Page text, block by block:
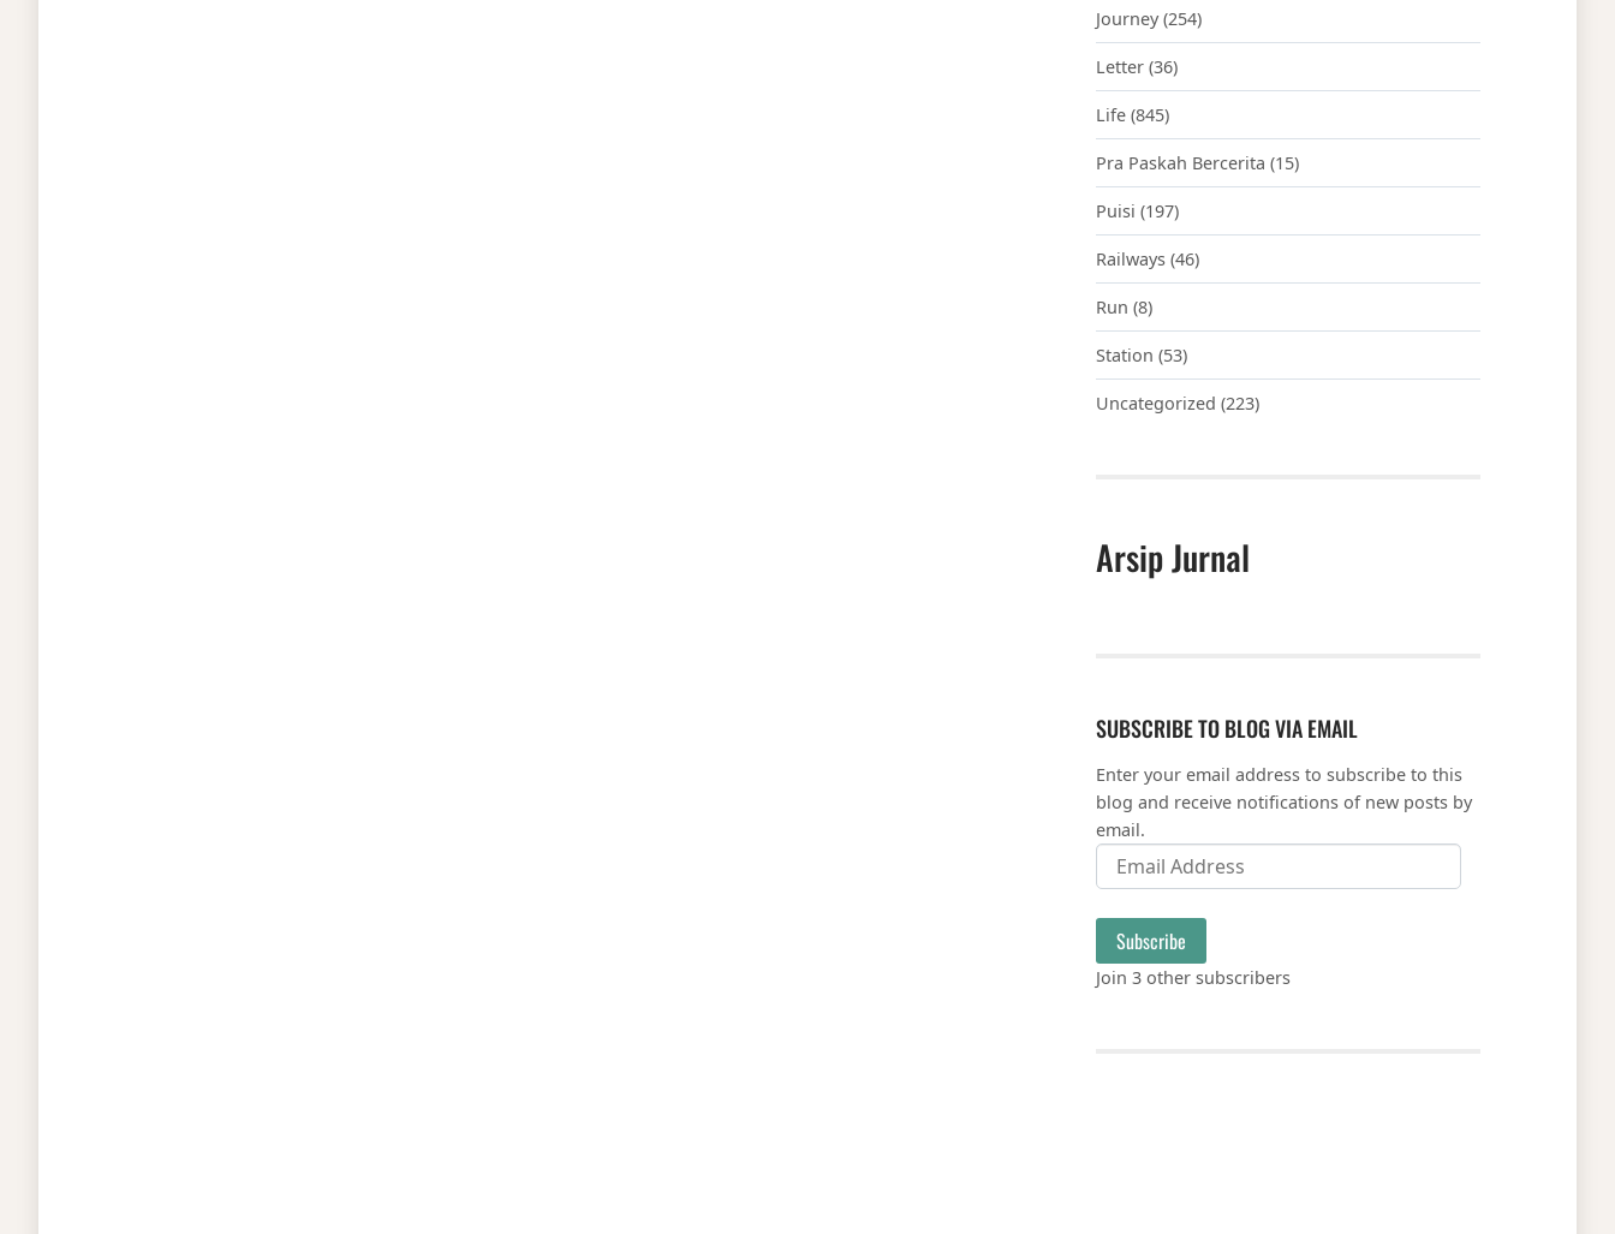
Journey(254)
Letter (36)
Life (845)
Pra Paskah Bercerita (15)
Puisi (197)
Railways (46)
Run (8)
Station (53)
Uncategorized (223)
Arsip Jurnal
SUBSCRIBE TO BLOG VIA EMAIL
Enter your email address to subscribe to this
blog and receive notifications of new posts by
email.
Email Address
Subscribe
Join 3 other subscribers